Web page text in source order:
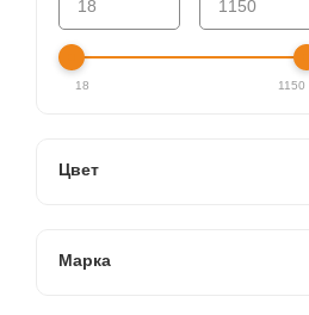
18 1150
Цвет
Марка